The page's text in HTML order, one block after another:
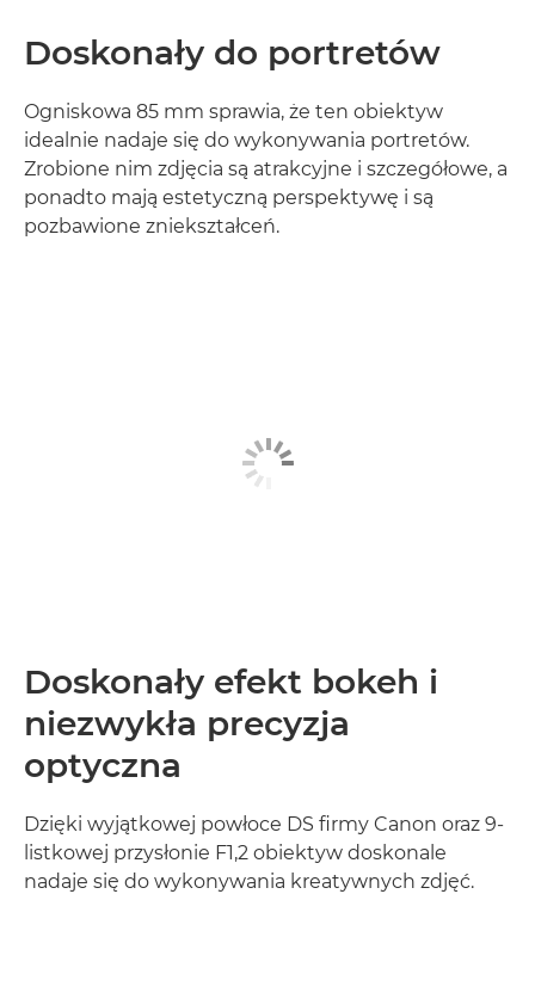
Doskonały do portretów
Ogniskowa 85 mm sprawia, że ten obiektyw
idealnie nadaje się do wykonywania portretów.
Zrobione nim zdjęcia są atrakcyjne i szczegółowe, a
ponadto mają estetyczną perspektywę i są
pozbawione zniekształceń.
Doskonały efekt bokeh i
niezwykła precyzja
optyczna
Dzięki wyjątkowej powłoce DS firmy Canon oraz 9-
listkowej przysłonie F1,2 obiektyw doskonale
nadaje się do wykonywania kreatywnych zdjęć.